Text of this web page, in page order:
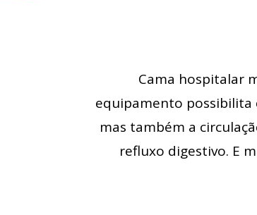
Cama hospitalar
equipamento possibilita
mas também a
refluxo digestivo. E